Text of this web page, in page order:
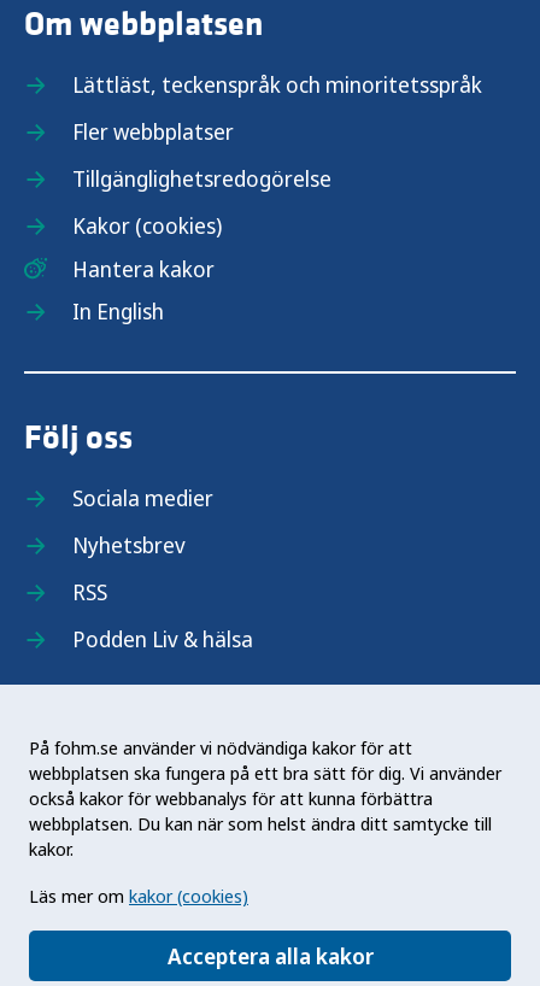
På fohm.se använder vi nödvändiga kakor för att
webbplatsen ska fungera på ett bra sätt för dig. Vi använder
också kakor för webbanalys för att kunna förbättra
webbplatsen. Du kan när som helst ändra ditt samtycke till
kakor.
Läs mer om kakor (cookies)
Acceptera alla kakor
Om webbplatsen
Lättläst, teckenspråk och minoritetsspråk
Fler webbplatser
Tillgänglighetsredogörelse
Kakor (cookies)
Hantera kakor
In English
Följ oss
Sociala medier
Nyhetsbrev
RSS
Podden Liv & hälsa
Folkhälsomyndigheten (Fohm) är en nationell
kunskapsmyndighet som arbetar för en bättre
folkhälsa. Det gör myndigheten genom att
främja hälsa, förebygga ohälsa och skydda mot
hälsohot. Vår vision är en folkhälsa som stärker
samhällets utveckling.